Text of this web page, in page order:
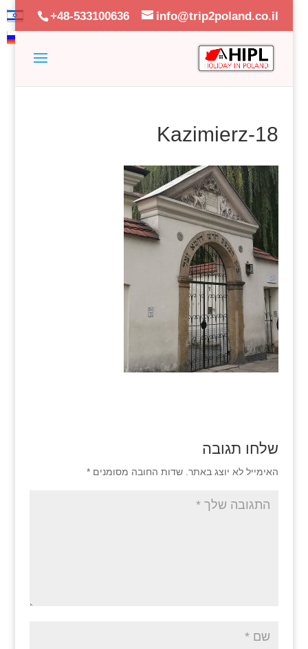
+48-533100636 info@trip2poland.co.il
Kazimierz-18
שלחו תגובה
האימייל לא יוצג באתר. שדות החובה מסומנים *